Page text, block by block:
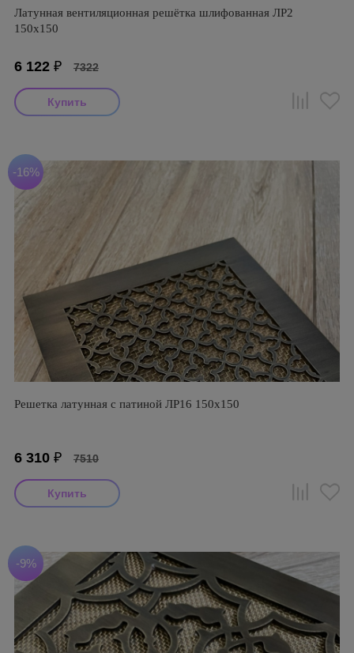
Латунная вентиляционная решётка шлифованная ЛР2
150х150
6 122 ₽ 7322
-16%
Решетка латунная с патиной ЛР16 150х150
6 310 ₽ 7510
-9%